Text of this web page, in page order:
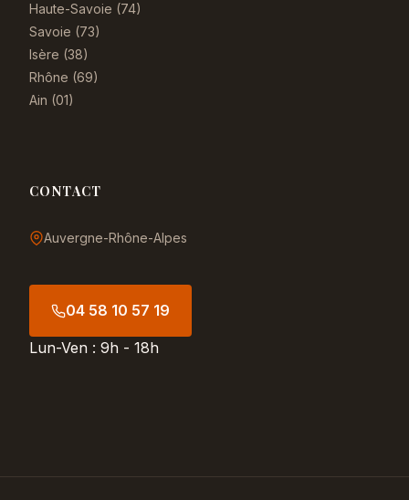
Haute-Savoie (74)
Savoie (73)
Isère (38)
Rhône (69)
Ain (01)
CONTACT
Auvergne-Rhône-Alpes
04 58 10 57 19
Lun-Ven : 9h - 18h